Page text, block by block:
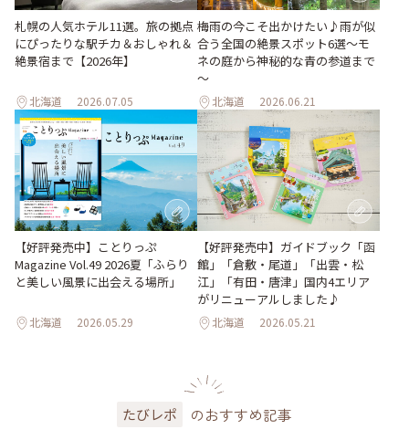
札幌の人気ホテル11選。旅の拠点
にぴったりな駅チカ＆おしゃれ＆
絶景宿まで【2026年】
北海道 2026.07.05
梅雨の今こそ出かけたい♪雨が似
合う全国の絶景スポット6選～モ
ネの庭から神秘的な青の参道まで
～
北海道 2026.06.21
【好評発売中】ことりっぷ
Magazine Vol.49 2026夏「ふらり
と美しい風景に出会える場所」
北海道 2026.05.29
【好評発売中】ガイドブック「函
館」「倉敷・尾道」「出雲・松
江」「有田・唐津」国内4エリア
がリニューアルしました♪
北海道 2026.05.21
たびレポ のおすすめ記事